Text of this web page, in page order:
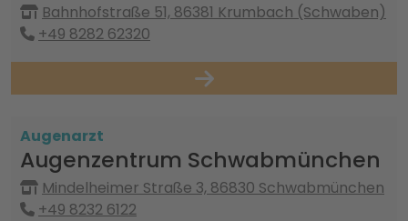
Bahnhofstraße 51, 86381 Krumbach (Schwaben)
+49 8282 62320
Augenarzt
Augenzentrum Schwabmünchen
Mindelheimer Straße 3, 86830 Schwabmünchen
+49 8232 6122